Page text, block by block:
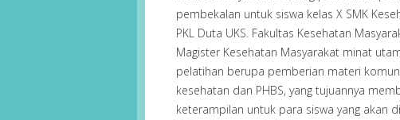
pembekalan untuk siswa kelas X SMK
PKL Duta UKS. Fakultas Kesehatan
Magister Kesehatan Masyarakat minat
pelatihan berupa pemberian materi
kesehatan dan PHBS, yang tujuannya
keterampilan untuk para siswa yang akan